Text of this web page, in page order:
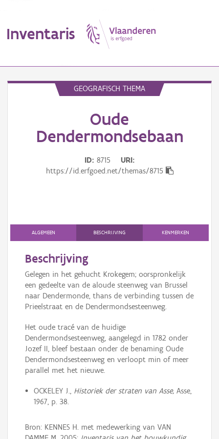
Inventaris
Aanduidingsobject
Persoon of collectief
Aanmelden
GEOGRAFISCH THEMA
Oude
Dendermondsebaan
ID 8715
URI
https://id.erfgoed.net/themas/8715
ALGEMEEN BESCHRIJVING KENMERKEN
Beschrijving
Gelegen in het gehucht Krokegem; oorspronkelijk
een gedeelte van de aloude steenweg van Brussel
naar Dendermonde, thans de verbinding tussen de
Prieelstraat en de Dendermondsesteenweg.
Het oude tracé van de huidige
Dendermondsesteenweg, aangelegd in 1782 onder
Jozef II, bleef bestaan onder de benaming Oude
Dendermondsesteenweg en verloopt min of meer
parallel met het nieuwe.
OCKELEY J., Historiek der straten van Asse,Asse,
1967, p. 38.
Bron: KENNES H. met medewerking van VAN